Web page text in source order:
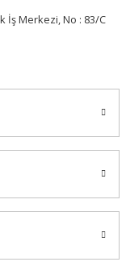
İş Merkezi, No : 83/C